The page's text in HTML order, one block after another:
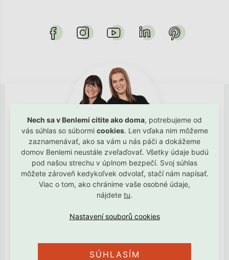
Nech sa v Benlemi cítite ako doma, potrebujeme od
vás súhlas so súbormi cookies. Len vďaka nim môžeme
zaznamenávať, ako sa vám u nás páči a dokážeme
domov Benlemi neustále zveľaďovať. Všetky údaje budú
pod našou strechu v úplnom bezpečí. Svoj súhlas
môžete zároveň kedykoľvek odvolať, stačí nám napísať.
Viac o tom, ako chránime vaše osobné údaje,
nájdete tu.
SÚHLASÍM
Chcete poradiť s výberom alebo sledovať svoju objednávku?
Vyriešime to spoločne!
+420 739 787 164
+420 734 122 672
Pro reklamácie